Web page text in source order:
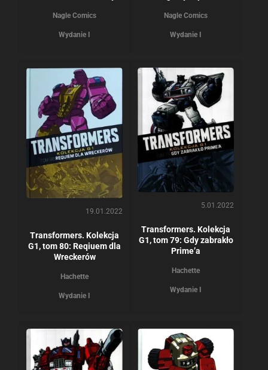
Nagle Comics
Wydanie I
Nagle Comics
Wydanie I
19.01.2022
Transformers. Kolekcja
G1, tom 80: Reqiuem dla
Wreckerów
Hachette
Wydanie I
5.01.2022
Transformers. Kolekcja
G1, tom 79: Gdy zabrakło
Prime’a
Hachette
Wydanie I